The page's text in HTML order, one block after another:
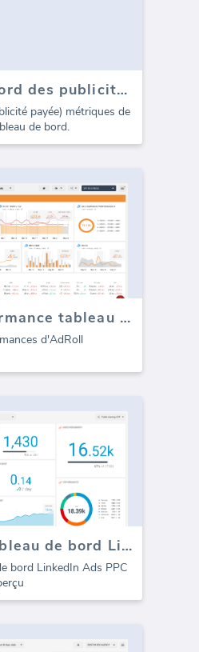
Tableau de bord des publicités Tiktok - Aperçu
payée) métriques de
de bord.
AdRoll Performance tableau de bord
d'AdRoll
Modèle de tableau de bord LinkedIn Ads PPC (Pay-Per-Click)
bord LinkedIn Ads PPC